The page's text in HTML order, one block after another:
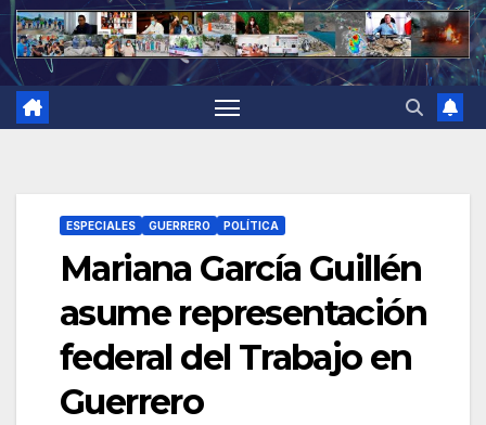
ESPECIALES GUERRERO POLÍTICA
Mariana García Guillén
asume representación
federal del Trabajo en
Guerrero